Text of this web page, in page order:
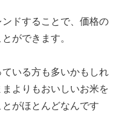
ドすることで、価格の
ができます。
いる方も多いかもしれ
よりもおいしいお米を
がほとんどなんです